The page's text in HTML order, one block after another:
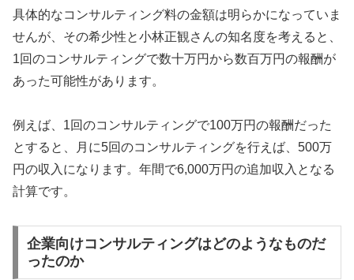
具体的なコンサルティング料の金額は明らかになっていま
せんが、その希少性と小林正観さんの知名度を考えると、
1回のコンサルティングで数十万円から数百万円の報酬が
あった可能性があります。
例えば、1回のコンサルティングで100万円の報酬だった
とすると、月に5回のコンサルティングを行えば、500万
円の収入になります。年間で6,000万円の追加収入となる
計算です。
企業向けコンサルティングはどのようなものだ
ったのか